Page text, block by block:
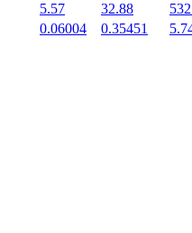
5.57 32.88
0.06004 0.35451